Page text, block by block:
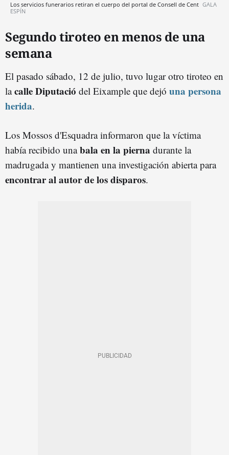
Los servicios funerarios retiran el cuerpo del portal de Consell de Cent GALA
ESPÍN
Segundo tiroteo en menos de una
semana
El pasado sábado, 12 de julio, tuvo lugar otro tiroteo en
lacalle Diputació del Eixample que dejó una persona
herida.
Los Mossos d'Esquadra informaron que la víctima
había recibido unabala en la pierna durante la
madrugada y mantienen una investigación abierta para
encontrar al autor de los disparos.